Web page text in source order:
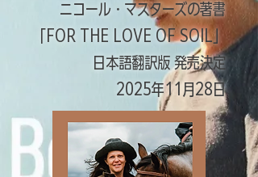
ニコール・マスターズの著書
「FOR THE LOVE OF SOIL」
日本語翻訳版 発売決定
2025年11月28日